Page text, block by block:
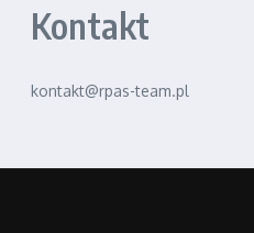
Kontakt
kontakt@rpas-team.pl